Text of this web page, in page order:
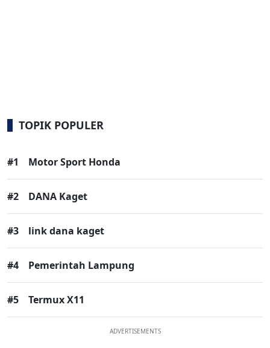
TOPIK POPULER
#1 Motor Sport Honda
#2 DANA Kaget
#3 link dana kaget
#4 Pemerintah Lampung
#5 Termux X11
ADVERTISEMENTS